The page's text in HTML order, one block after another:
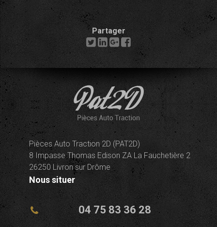
Partager
Pièces Auto Traction 2D (PAT2D)
8 Impasse Thomas Edison ZA La Fauchetière 2
26250 Livron sur Drôme
Nous situer
04 75 83 36 28